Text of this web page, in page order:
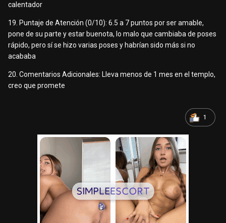
calentador
19. Puntaje de Atención (0/10): 6.5 a 7 puntos por ser amable,
pone de su parte y estar buenota, lo malo que cambiaba de poses
rápido, pero sí se hizo varias poses y habrían sido más si no
acababa
20. Comentarios Adicionales: Lleva menos de 1 mes en el templo,
creo que promete
1